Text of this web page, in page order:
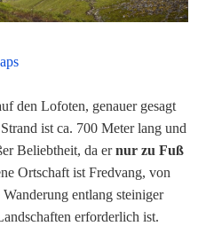
den Lofoten, genauer gesagt
ist ca. 700 Meter lang und
Beliebtheit, da ernur zu Fuß
Ortschaft ist Fredvang, von
entlang steiniger
erforderlich ist.